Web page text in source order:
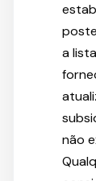
a
não